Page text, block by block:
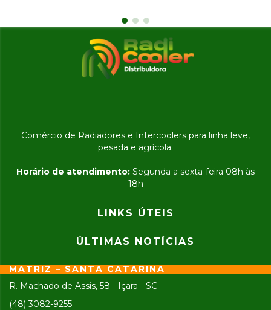
Comércio de Radiadores e Intercoolers para linha leve,
pesada e agrícola.
Horário de atendimento: Segunda a sexta-feira 08h às
18h
LINKS ÚTEIS
ÚLTIMAS NOTÍCIAS
MATRIZ – SANTA CATARINA
R. Machado de Assis, 58 - Içara - SC
(48) 3082-9255